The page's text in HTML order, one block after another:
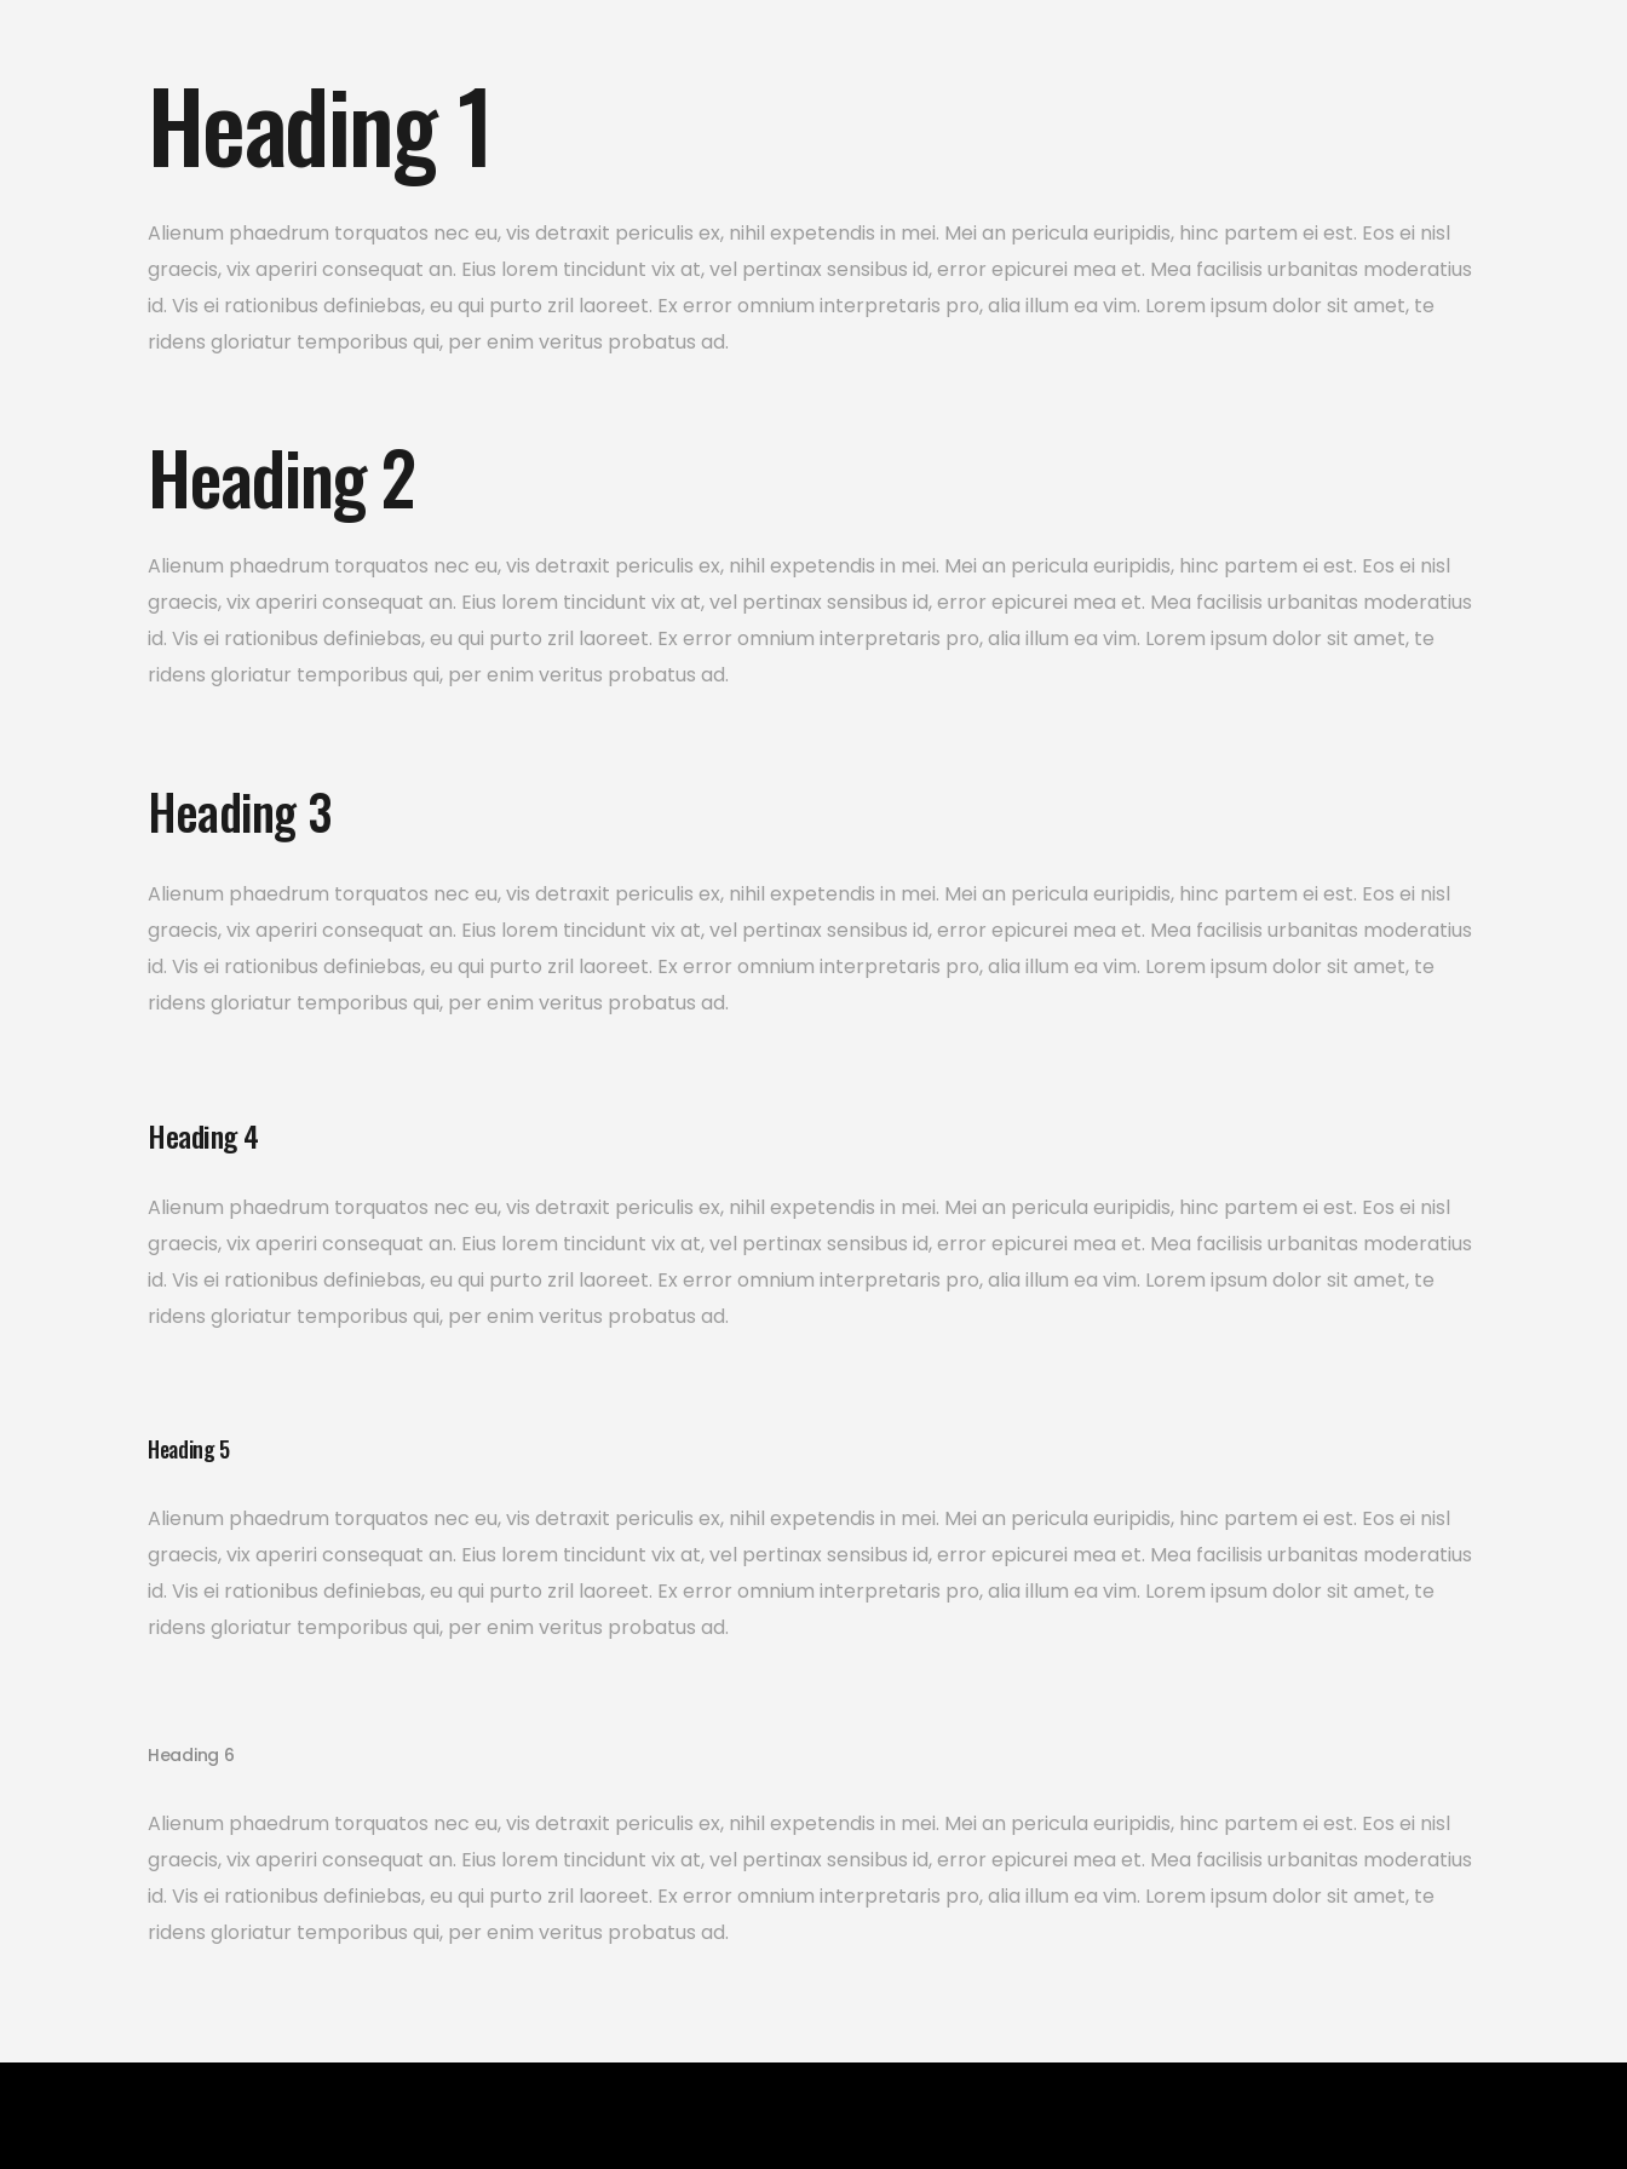
Heading 1
Alienum phaedrum torquatos nec eu, vis detraxit periculis ex, nihil expetendis in mei. Mei an pericula euripidis, hinc partem ei est. Eos ei nisl
graecis, vix aperiri consequat an. Eius lorem tincidunt vix at, vel pertinax sensibus id, error epicurei mea et. Mea facilisis urbanitas moderatius
id. Vis ei rationibus definiebas, eu qui purto zril laoreet. Ex error omnium interpretaris pro, alia illum ea vim. Lorem ipsum dolor sit amet, te
ridens gloriatur temporibus qui, per enim veritus probatus ad.
Heading 2
Alienum phaedrum torquatos nec eu, vis detraxit periculis ex, nihil expetendis in mei. Mei an pericula euripidis, hinc partem ei est. Eos ei nisl
graecis, vix aperiri consequat an. Eius lorem tincidunt vix at, vel pertinax sensibus id, error epicurei mea et. Mea facilisis urbanitas moderatius
id. Vis ei rationibus definiebas, eu qui purto zril laoreet. Ex error omnium interpretaris pro, alia illum ea vim. Lorem ipsum dolor sit amet, te
ridens gloriatur temporibus qui, per enim veritus probatus ad.
Heading 3
Alienum phaedrum torquatos nec eu, vis detraxit periculis ex, nihil expetendis in mei. Mei an pericula euripidis, hinc partem ei est. Eos ei nisl
graecis, vix aperiri consequat an. Eius lorem tincidunt vix at, vel pertinax sensibus id, error epicurei mea et. Mea facilisis urbanitas moderatius
id. Vis ei rationibus definiebas, eu qui purto zril laoreet. Ex error omnium interpretaris pro, alia illum ea vim. Lorem ipsum dolor sit amet, te
ridens gloriatur temporibus qui, per enim veritus probatus ad.
Heading 4
Alienum phaedrum torquatos nec eu, vis detraxit periculis ex, nihil expetendis in mei. Mei an pericula euripidis, hinc partem ei est. Eos ei nisl
graecis, vix aperiri consequat an. Eius lorem tincidunt vix at, vel pertinax sensibus id, error epicurei mea et. Mea facilisis urbanitas moderatius
id. Vis ei rationibus definiebas, eu qui purto zril laoreet. Ex error omnium interpretaris pro, alia illum ea vim. Lorem ipsum dolor sit amet, te
ridens gloriatur temporibus qui, per enim veritus probatus ad.
Heading 5
Alienum phaedrum torquatos nec eu, vis detraxit periculis ex, nihil expetendis in mei. Mei an pericula euripidis, hinc partem ei est. Eos ei nisl
graecis, vix aperiri consequat an. Eius lorem tincidunt vix at, vel pertinax sensibus id, error epicurei mea et. Mea facilisis urbanitas moderatius
id. Vis ei rationibus definiebas, eu qui purto zril laoreet. Ex error omnium interpretaris pro, alia illum ea vim. Lorem ipsum dolor sit amet, te
ridens gloriatur temporibus qui, per enim veritus probatus ad.
Heading 6
Alienum phaedrum torquatos nec eu, vis detraxit periculis ex, nihil expetendis in mei. Mei an pericula euripidis, hinc partem ei est. Eos ei nisl
graecis, vix aperiri consequat an. Eius lorem tincidunt vix at, vel pertinax sensibus id, error epicurei mea et. Mea facilisis urbanitas moderatius
id. Vis ei rationibus definiebas, eu qui purto zril laoreet. Ex error omnium interpretaris pro, alia illum ea vim. Lorem ipsum dolor sit amet, te
ridens gloriatur temporibus qui, per enim veritus probatus ad.